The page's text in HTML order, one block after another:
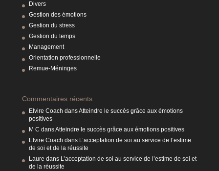
Divers
Gestion des émotions
Gestion du stress
Gestion du temps
Management
Orientation professionnelle
Remue-Méninges
Commentaires récents
Elvire Coach dansAtteindre le succès grâce aux émotions
positives
M C dansAtteindre le succès grâce aux émotions positives
Elvire Coach dans L’acceptation de soi au service de l’estime
de soi et de la réussite
Laure dans L’acceptation de soi au service de l’estime de soi et
de la réussite